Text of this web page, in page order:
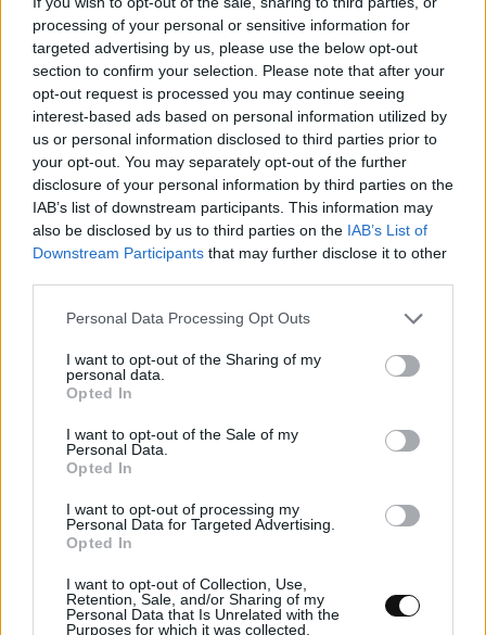
processing of your personal or sensitive information for
targeted advertising by us, please use the below opt-out
section to confirm your selection. Please note that after your
opt-out request is processed you may continue seeing
interest-based ads based on personal information utilized by
us or personal information disclosed to third parties prior to
your opt-out. You may separately opt-out of the further
disclosure of your personal information by third parties on the
IAB’s list of downstream participants. This information may
also be disclosed by us to third parties on the IAB’s List of
Downstream Participants that may further disclose it to other
Please note that this website/app uses one or more Google
not limited to your visit or usage behaviour. You may click to
grant or deny consent to Google and its third-party tags to
use your data for below specified purposes in below Google
consent section.
Personal Data Processing Opt Outs
I want to opt-out of the Sharing of my
personal data.
Opted In
I want to opt-out of the Sale of my
Personal Data.
Opted In
I want to opt-out of processing my
Personal Data for Targeted Advertising.
Opted In
I want to opt-out of Collection, Use,
Retention, Sale, and/or Sharing of my
Personal Data that Is Unrelated with the
Purposes for which it was collected.
a lograr un resultado impecable. Acceso
mediante código QR, disponible en el interior
del libro, y URL privada.
Playlist especial:El libro contiene una playlist
con música que acompaña cada época, además
de la experiencia, mientras lees, cocinas o
simplemente sueñas.
navideños clásicos
: un diseño de aire victoriano, con
tipografías ornamentadas, imágenes cuidadas y una
paleta cálida que recuerda a esos libros antiguos que
se abrían junto al fuego en invierno. La cubierta tiene
acabado en imitación piel rojo burdeos con
estampación en caliente (gold foil), títulos y detalles en
con el mismo diseño para asegurar durabilidad. Estos
acabados convierten el libro en una obra única y